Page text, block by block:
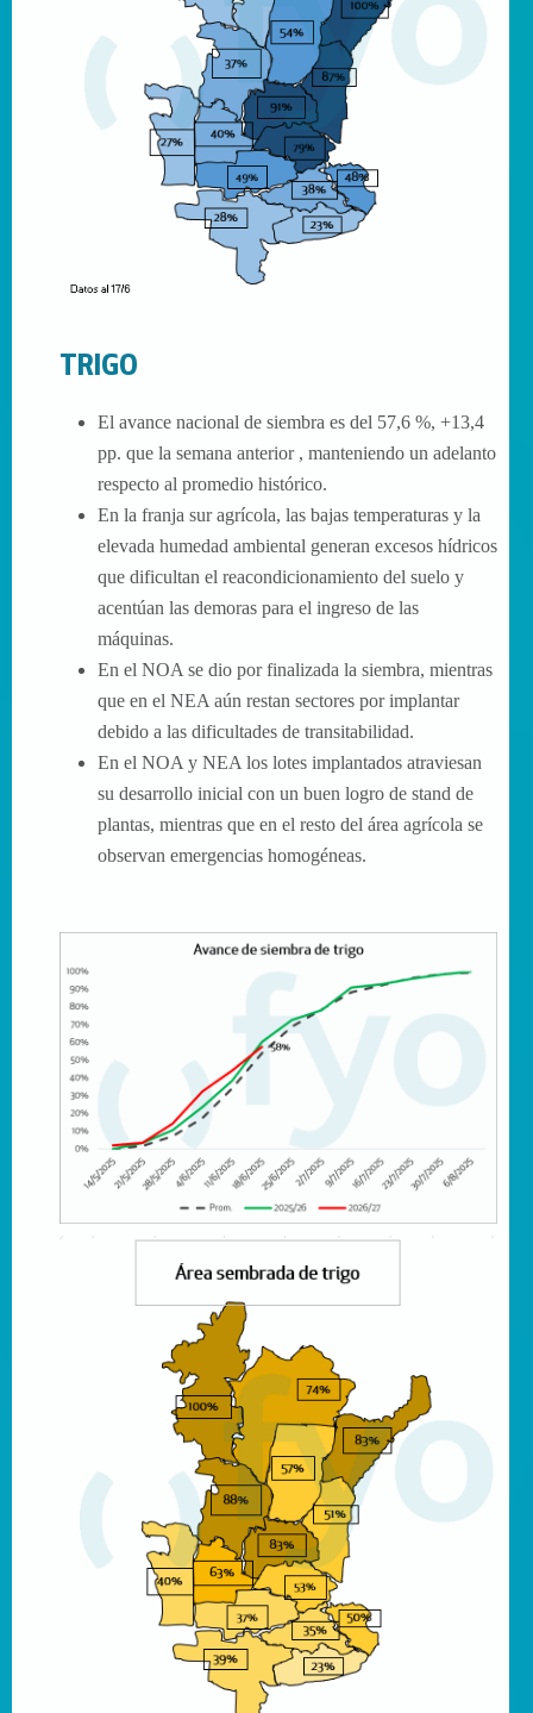
TRIGO
El avance nacional de siembra es del 57,6 %, +13,4
pp. que la semana anterior , manteniendo un adelanto
respecto al promedio histórico.
En la franja sur agrícola, las bajas temperaturas y la
elevada humedad ambiental generan excesos hídricos
que dificultan el reacondicionamiento del suelo y
acentúan las demoras para el ingreso de las
máquinas.
En el NOA se dio por finalizada la siembra, mientras
que en el NEA aún restan sectores por implantar
debido a las dificultades de transitabilidad.
En el NOA y NEA los lotes implantados atraviesan
su desarrollo inicial con un buen logro de stand de
plantas, mientras que en el resto del área agrícola se
observan emergencias homogéneas.